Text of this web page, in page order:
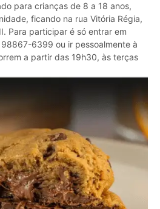
para crianças de 8 a 18 anos,
ficando na rua Vitória Régia,
Para participar é só entrar em
6399 ou ir pessoalmente à
a partir das 19h30, às terças